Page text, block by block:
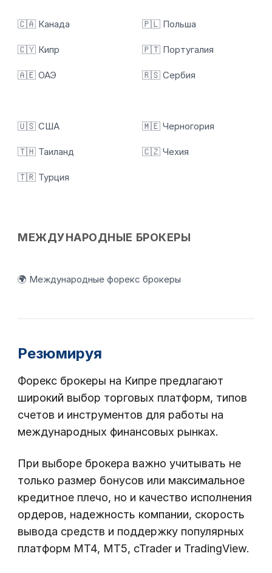
🇨🇦 Канада
🇨🇾 Кипр
🇦🇪 ОАЭ
🇵🇱 Польша
🇵🇹 Португалия
🇷🇸 Сербия
🇺🇸 США
🇹🇭 Таиланд
🇹🇷 Турция
🇲🇪 Черногория
🇨🇿 Чехия
МЕЖДУНАРОДНЫЕ БРОКЕРЫ
🌍 Международные форекс брокеры
Резюмируя
Форекс брокеры на Кипре предлагают
широкий выбор торговых платформ, типов
счетов и инструментов для работы на
международных финансовых рынках.
При выборе брокера важно учитывать не
только размер бонусов или максимальное
кредитное плечо, но и качество исполнения
ордеров, надежность компании, скорость
вывода средств и поддержку популярных
платформ MT4, MT5, cTrader и TradingView.